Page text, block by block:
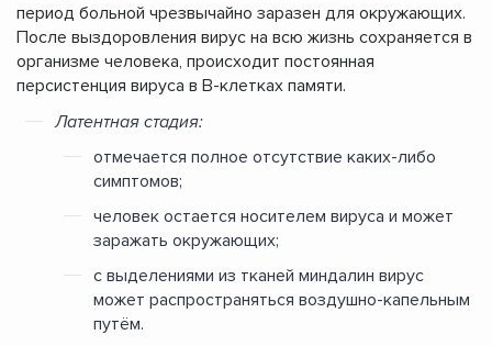
период больной чрезвычайно заразен для окружающих.
После выздоровления вирус на всю жизнь сохраняется в
организме человека, происходит постоянная
персистенция вируса в В-клетках памяти.
Латентная стадия:
отмечается полное отсутствие каких-либо
симптомов;
человек остается носителем вируса и может
заражать окружающих;
с выделениями из тканей миндалин вирус
может распространяться воздушно-капельным
путём.